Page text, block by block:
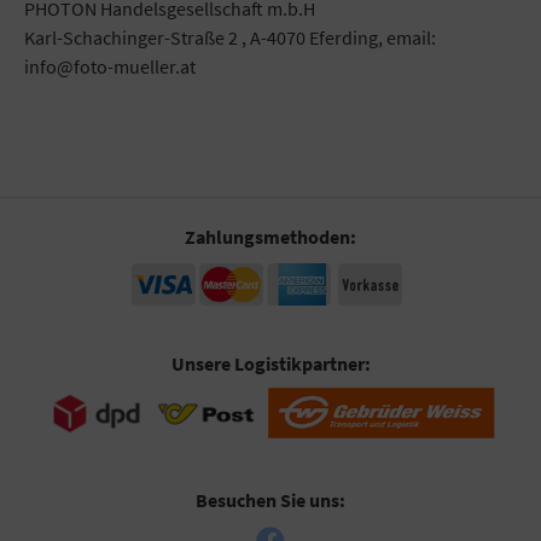
PHOTON Handelsgesellschaft m.b.H
Karl-Schachinger-Straße 2 , A-4070 Eferding, email:
info@foto-mueller.at
Zahlungsmethoden:
Unsere Logistikpartner:
Besuchen Sie uns: